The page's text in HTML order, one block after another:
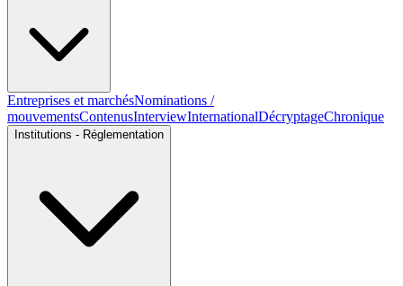
Entreprises et marchésNominations /
mouvementsContenusInterviewInternationalDécryptageChronique
Institutions - Réglementation